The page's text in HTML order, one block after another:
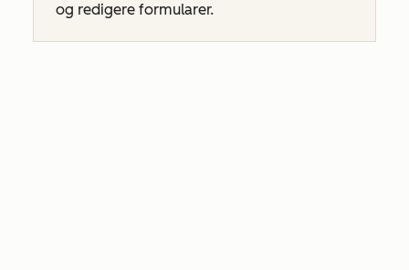
og redigere formularer.